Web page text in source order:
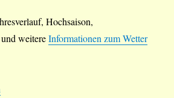
Hochsaison,
und weitereInformationen zum Wetter